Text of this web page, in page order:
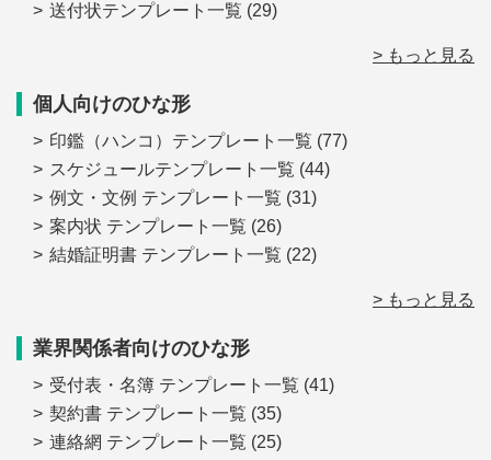
送付状テンプレート一覧 (29)
> もっと見る
個人向けのひな形
印鑑（ハンコ）テンプレート一覧 (77)
スケジュールテンプレート一覧 (44)
例文・文例 テンプレート一覧 (31)
案内状 テンプレート一覧 (26)
結婚証明書 テンプレート一覧 (22)
> もっと見る
業界関係者向けのひな形
受付表・名簿 テンプレート一覧 (41)
契約書 テンプレート一覧 (35)
連絡網 テンプレート一覧 (25)